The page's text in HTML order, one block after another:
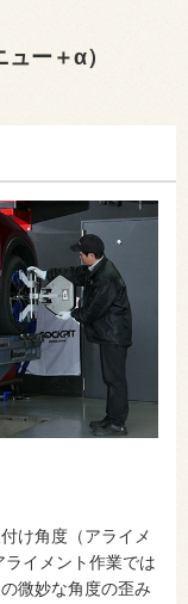
ー＋α）
け角度（アライメ
イメント作業では
微妙な角度の歪み